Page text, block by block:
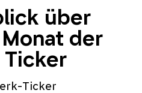
über
der
Ticker
Ticker